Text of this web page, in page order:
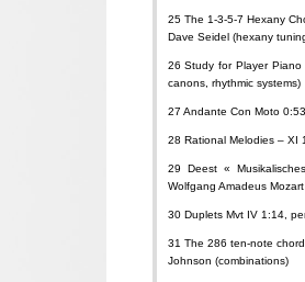
25 The 1-3-5-7 Hexany
Dave Seidel (hexany
26 Study for Player
canons, rhythmic systems)
27 Andante Con Moto
28 Rational Melodies – XI
29 Deest «
Wolfgang Amadeus
30 Duplets Mvt IV 1:14,
31 The 286 ten-note
Johnson (combinations)